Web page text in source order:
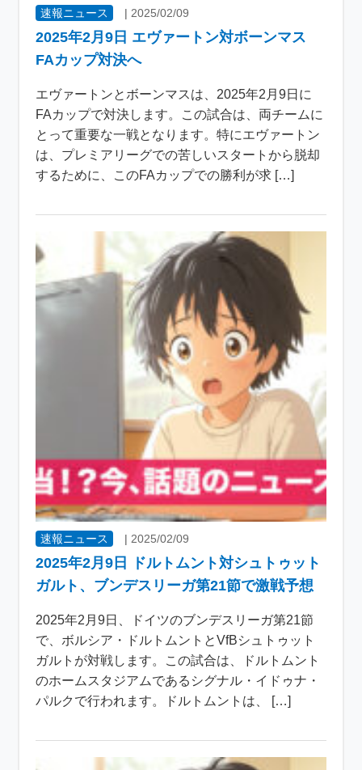
速報ニュース | 2025/02/09
2025年2月9日 エヴァートン対ボーンマス
FAカップ対決へ
エヴァートンとボーンマスは、2025年2月9日に
FAカップで対決します。この試合は、両チームに
とって重要な一戦となります。特にエヴァートン
は、プレミアリーグでの苦しいスタートから脱却
するために、このFAカップでの勝利が求 […]
速報ニュース | 2025/02/09
2025年2月9日 ドルトムント対シュトゥット
ガルト、ブンデスリーガ第21節で激戦予想
2025年2月9日、ドイツのブンデスリーガ第21節
で、ボルシア・ドルトムントとVfBシュトゥット
ガルトが対戦します。この試合は、ドルトムント
のホームスタジアムであるシグナル・イドゥナ・
パルクで行われます。ドルトムントは、 […]